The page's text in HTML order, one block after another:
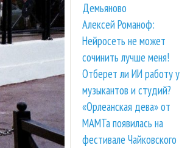
Демьяново
Алексей Романоф:
Нейросеть не может
сочинить лучше меня!
Отберет ли ИИ работу у
музыкантов и студий?
«Орлеанская дева» от
МАМТа появилась на
фестивале Чайковского